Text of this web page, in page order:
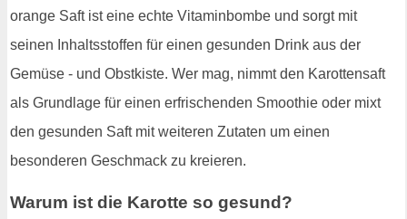
orange Saft ist eine echte Vitaminbombe und sorgt mit
seinen Inhaltsstoffen für einen gesunden Drink aus der
Gemüse - und Obstkiste. Wer mag, nimmt den Karottensaft
als Grundlage für einen erfrischenden Smoothie oder mixt
den gesunden Saft mit weiteren Zutaten um einen
besonderen Geschmack zu kreieren.
Warum ist die Karotte so gesund?